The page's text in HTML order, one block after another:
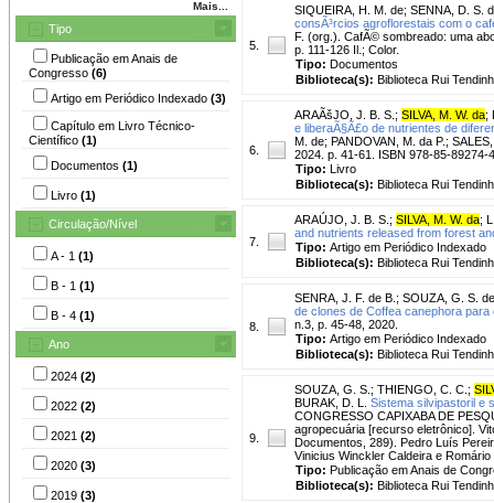
Mais...
Tipo
Publicação em Anais de
Congresso (6)
Artigo em Periódico Indexado (3)
Capítulo em Livro Técnico-
Científico (1)
Documentos (1)
Livro (1)
Circulação/Nível
A - 1 (1)
B - 1 (1)
B - 4 (1)
Ano
2024 (2)
2022 (2)
2021 (2)
2020 (3)
2019 (3)
5.
SIQUEIRA, H. M. de; SENNA, D. S.
consÃ³rcios agroflorestais com o
F. (org.). CafÃ© sombreado: uma
p. 111-126 Il.; Color.
Tipo: Documentos
Biblioteca(s): Biblioteca Rui
6.
ARAÃšJO, J. B. S. ; SILVA, M. W. da;
e liberaÃ§Ã£o de nutrientes de
M. de; PANDOVAN, M. da P.;
2024. p. 41-61. ISBN 978-85-89274-
Tipo: Livro
Biblioteca(s): Biblioteca Rui
7.
ARAÚJO, J. B. S. ; SILVA, M. W. da;
and nutrients released from forest
Tipo: Artigo em Periódico Indexado
Biblioteca(s): Biblioteca Rui
8.
SENRA, J. F. de B. ; SOUZA, G. S.
de clones de Coffea canephora
n.3, p. 45-48, 2020.
Tipo: Artigo em Periódico Indexado
Biblioteca(s): Biblioteca Rui
9.
SOUZA, G. S. ; THIENGO, C. C. ;
BURAK, D. L.
Sistema silvipastoril e
CONGRESSO CAPIXABA DE
agropecuária [recurso eletrônico].
Documentos, 289). Pedro Luís
Vinicius Winckler Caldeira e
Tipo: Publicação em Anais de
Biblioteca(s): Biblioteca Rui